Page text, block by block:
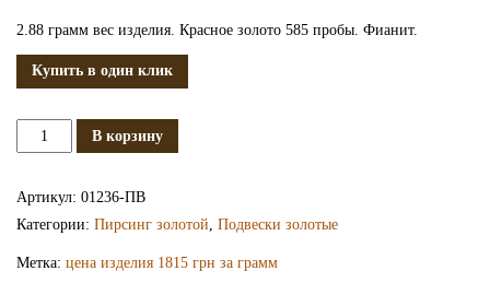
2.88 грамм вес изделия. Красное золото 585 пробы. Фианит.
Купить в один клик
КоличествоВ корзину
Артикул: 01236-ПВ
Категории: Пирсинг золотой, Подвески золотые
Метка: цена изделия 1815 грн за грамм